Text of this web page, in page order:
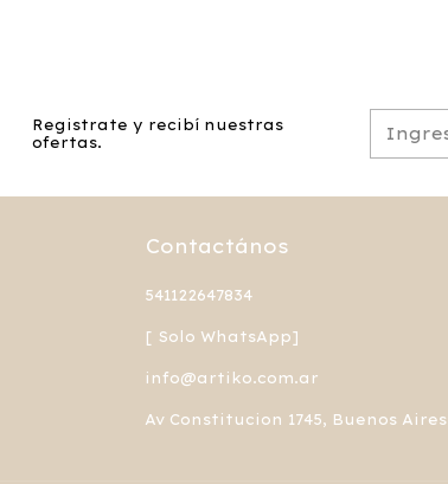
Registrate y recibí nuestras
ofertas.
Contactános
541122647834
[ Solo WhatsApp]
info@artiko.com.ar
Av Constitucion 1745, Buenos Aires